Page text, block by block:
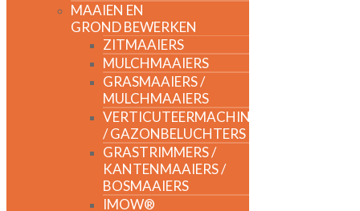
MAAIEN EN
GROND BEWERKEN
ZITMAAIERS
MULCHMAAIERS
GRASMAAIERS /
MULCHMAAIERS
VERTICUTEERMACHINES
/ GAZONBELUCHTERS
GRASTRIMMERS /
KANTENMAAIERS /
BOSMAAIERS
IMOW®